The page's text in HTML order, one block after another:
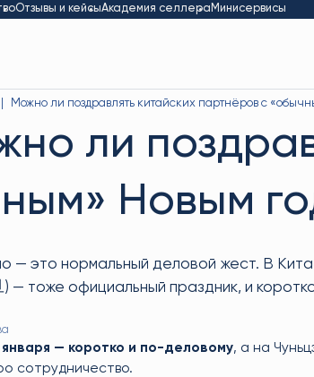
Отзывы и кейсыАкадемия селлера Минисервисы
Можно ли поздравлять китайских партнёров с
ли
Новым
— это нормальный деловой жест. В
тоже официальный праздник, и
января — коротко и по-деловому, а на
сотрудничество.